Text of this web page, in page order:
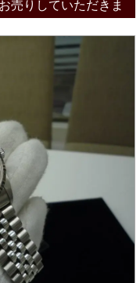
売りしていただきま